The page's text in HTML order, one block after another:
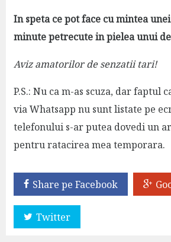
In speta ce pot face cu mintea
minute petrecute in pielea unui
Aviz amatorilor de senzatii tari!
P.S.: Nu ca m-as scuza, dar faptul
via Whatsapp nu sunt listate pe
telefonului s-ar putea dovedi un
pentru ratacirea mea temporara.
Share pe Facebook
Twitter